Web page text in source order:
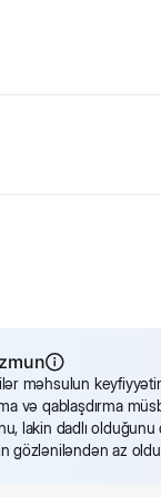
məhsulun
və qablaşdırma
lakin dadlı olduğunu
gözləniləndən az